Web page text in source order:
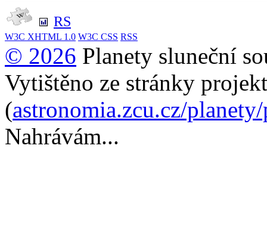
RS
W3C XHTML 1.0 W3C CSS RSS
© 2026 Planety sluneční
Vytištěno ze stránky
(astronomia.zcu.cz/
Nahrávám...